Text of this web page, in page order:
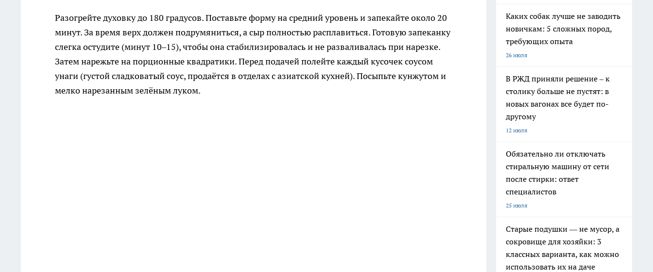
Разогрейте духовку до 180 градусов. Поставьте форму на средний уровень и запекайте около 20
минут. За время верх должен подрумяниться, а сыр полностью расплавиться. Готовую запеканку
слегка остудите (минут 10–15), чтобы она стабилизировалась и не разваливалась при нарезке.
Затем нарежьте на порционные квадратики. Перед подачей полейте каждый кусочек соусом
унаги (густой сладковатый соус, продаётся в отделах с азиатской кухней). Посыпьте кунжутом и
мелко нарезанным зелёным луком.
Каких собак лучше не заводить
новичкам: 5 сложных пород,
требующих опыта
26 июля
В РЖД приняли решение – к
столику больше не пустят: в
новых вагонах все будет по-
другому
12 июля
Обязательно ли отключать
стиральную машину от сети
после стирки: ответ
специалистов
25 июля
Старые подушки — не мусор, а
сокровище для хозяйки: 3
классных варианта, как можно
использовать их на даче